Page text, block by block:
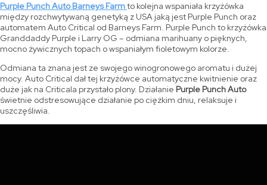
Purple Punch Auto Barneys Farmto kolejna wspaniała krzyżówka
między rozchwytywaną genetyką z USA jaką jest Purple Punch oraz
automatem Auto Critical od Barneys Farm. Purple Punch to krzyżówka
Granddaddy Purple i Larry OG – odmiana marihuany o pięknych,
mocno żywicznych topach o wspaniałym fioletowym kolorze.
Odmiana ta znana jest ze swojego winogronowego aromatu i dużej
mocy. Auto Critical dał tej krzyżówce automatyczne kwitnienie oraz
duże jak na Criticala przystało plony. Działanie Purple Punch Auto
świetnie odstresowujące działanie po ciężkim dniu, relaksuje i
uszczęśliwia.